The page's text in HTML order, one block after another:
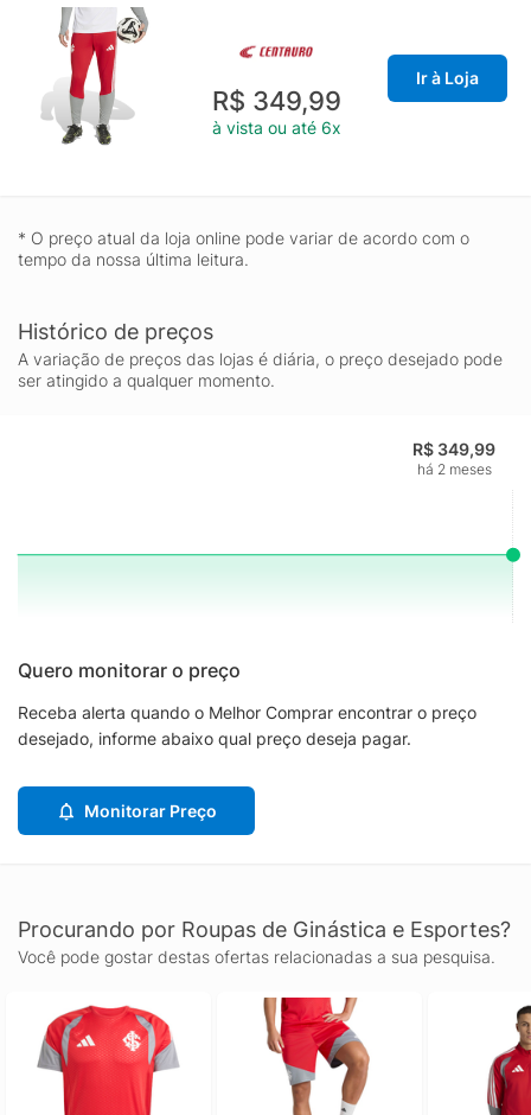
R$ 349,99
à vista ou até 6x
Ir à Loja
* O preço atual da loja online pode variar de acordo com o
tempo da nossa última leitura.
Histórico de preços
A variação de preços das lojas é diária, o preço desejado pode
ser atingido a qualquer momento.
R$ 349,99
há 2 meses
Quero monitorar o preço
Receba alerta quando o Melhor Comprar encontrar o preço
desejado, informe abaixo qual preço deseja pagar.
Monitorar Preço
Procurando por Roupas de Ginástica e Esportes?
Você pode gostar destas ofertas relacionadas a sua pesquisa.